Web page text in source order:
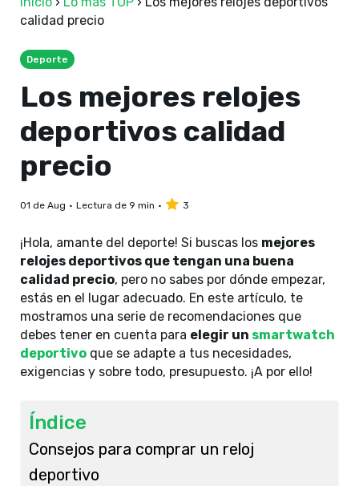
calidad precio
Deporte
Los mejores relojes
deportivos calidad
precio
01 de Aug Lectura de 9 min 3
¡Hola, amante del deporte! Si buscas los mejores
relojes deportivos que tengan una buena
calidad precio, pero no sabes por dónde empezar,
estás en el lugar adecuado. En este artículo, te
mostramos una serie de recomendaciones que
debes tener en cuenta para elegir un smartwatch
deportivo que se adapte a tus necesidades,
exigencias y sobre todo, presupuesto. ¡A por ello!
Índice
Consejos para comprar un reloj
deportivo